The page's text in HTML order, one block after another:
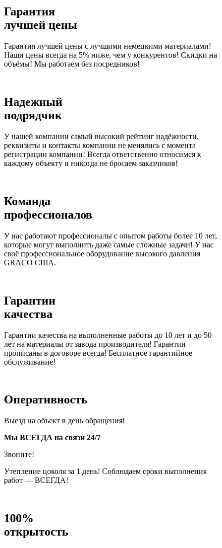
Гарантия
лучшей цены
Гарантия лучшей цены с лучшими немецкими материалами!
Наши цены всегда на 5% ниже, чем у конкурентов! Скидки на
объёмы! Мы работаем без посредников!
Надежный
подрядчик
У нашей компании самый высокий рейтинг надёжности,
реквизиты и контакты компании не менялись с момента
регистрации компании! Всегда ответственно относимся к
каждому объекту и никогда не бросаем заказчиков!
Команда
профессионалов
У нас работают профессионалы с опытом работы более 10 лет,
которые могут выполнить даже самые сложные задачи! У нас
своё профессиональное оборудование высокого давления
GRACO США.
Гарантии
качества
Гарантии качества на выполненные работы до 10 лет и до 50
лет на материалы от завода производителя! Гарантии
прописаны в договоре всегда! Бесплатное гарантийное
обслуживание!
Оперативность
Выезд на объект в день обращения!
Мы ВСЕГДА на связи 24/7
Звоните!
Утепление цоколя за 1 день! Соблюдаем сроки выполнения
работ — ВСЕГДА!
100%
открытость